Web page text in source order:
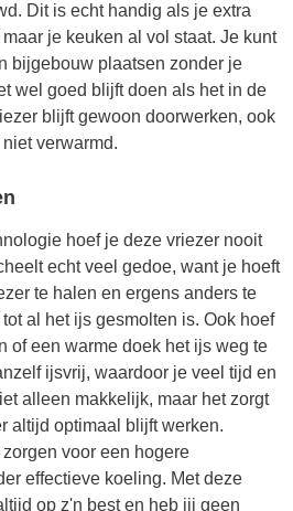
Dit is echt handig als je extra
je keuken al vol staat. Je kunt
bijgebouw plaatsen zonder je
wel goed blijft doen als het in de
blijft gewoon doorwerken, ook
verwarmd.
hoef je deze vriezer nooit
echt veel gedoe, want je hoeft
te halen en ergens anders te
al het ijs gesmolten is. Ook hoef
of een warme doek het ijs weg te
ijsvrij, waardoor je veel tijd en
alleen makkelijk, maar het zorgt
altijd optimaal blijft werken.
voor een hogere
effectieve koeling. Met deze
op z'n best en heb jij geen